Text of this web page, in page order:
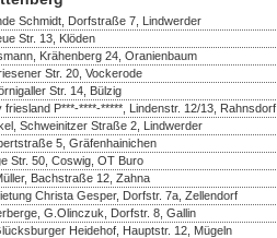
Schmidt, Dorfstraße 7, Lindwerder
Str. 13, Klöden
Krähenberg 24, Oranienbaum
Str. 20, Vockerode
Str. 14, Bülzig
friesland P***-****-*****, Lindenstr. 12/13, Rahnsdorf
Schweinitzer Straße 2, Lindwerder
5, Gräfenhainichen
Str. 50, Coswig, OT Buro
Bachstraße 12, Zahna
Christa Gesper, Dorfstr. 7a, Zellendorf
G.Olinczuk, Dorfstr. 8, Gallin
Heidehof, Hauptstr. 12, Mügeln